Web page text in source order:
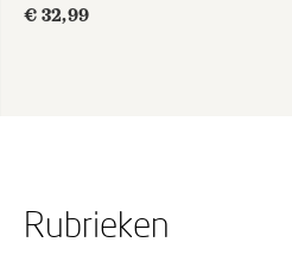
€ 32,99
Rubrieken